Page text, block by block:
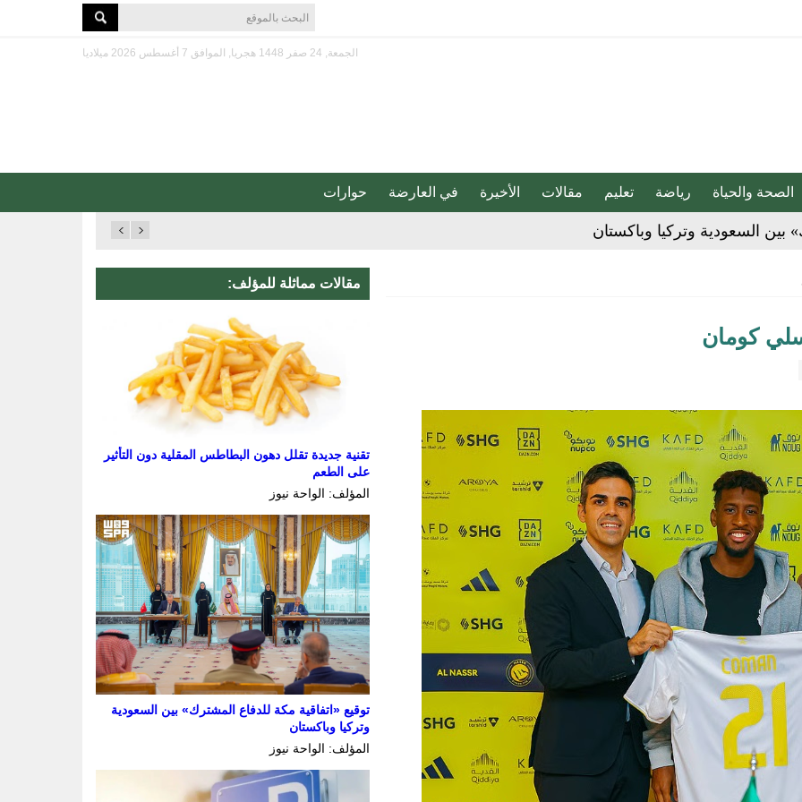
الجمعة, 24 صفر 1448 هجريا, الموافق 7 أغسطس 2026 ميلاديا
الصحة والحياة رياضة تعليم مقالات الأخيرة في العارضة حوارات
بين السعودية وتركيا وباكستان
والاحترافية بقيادة محمد الضيف
منتجات قهوة وشوكولاتة مضاف إليها الجينسنغ
حوثية
كيف صنعت أم أحسائية من شغف بناتها قصة نجاح ملهمة؟
ليست من التابعين
الفكرة إلى “أثر”
دون التأثير على الطعم
كومان
مقالات مماثلة للمؤلف:
تقنية جديدة تقلل دهون البطاطس المقلية دون التأثير
على الطعم
المؤلف: الواحة نيوز
توقيع «اتفاقية مكة للدفاع المشترك» بين السعودية
وتركيا وباكستان
المؤلف: الواحة نيوز